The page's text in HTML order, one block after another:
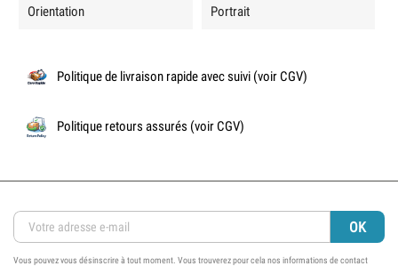
Orientation Portrait
Politique de livraison rapide avec suivi (voir CGV)
Politique retours assurés (voir CGV)
Vous pouvez vous désinscrire à tout moment. Vous trouverez pour cela nos informations de contact